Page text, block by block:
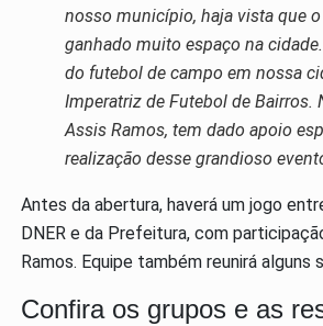
nosso município, haja vista que
ganhado muito espaço na
do futebol de campo em nossa
Imperatriz de Futebol de Bairros.
Assis Ramos, tem dado apoio
realização desse grandioso
Antes da abertura, haverá um jogo
DNER e da Prefeitura, com
Ramos. Equipe também reunirá alguns
Confira os grupos e as